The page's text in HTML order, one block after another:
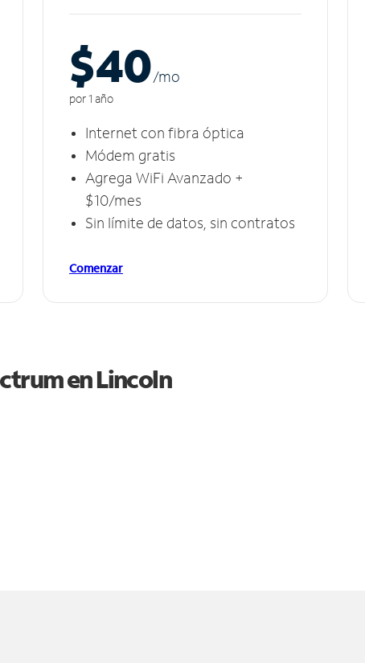
$40/mo
por 1 año
Internet con fibra óptica
Módem gratis
Agrega WiFi Avanzado +
$10/mes
Sin límite de datos, sin contratos
Comenzar
enLincoln